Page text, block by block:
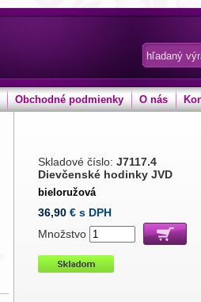
Obchodné podmienky O nás
Skladové číslo: J7117.4
Dievčenské hodinky JVD
bieloružová
36,90 € s DPH
Množstvo